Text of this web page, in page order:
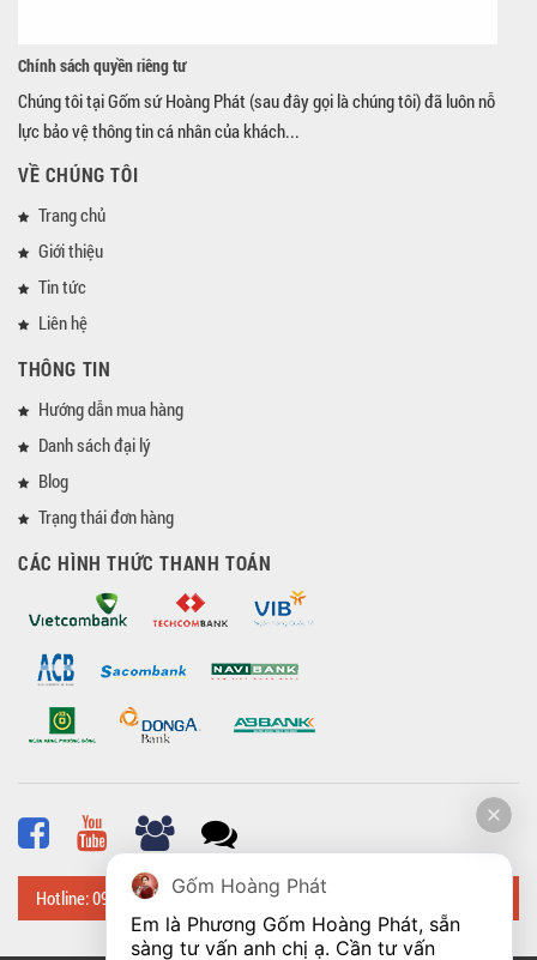
Chính sách quyền riêng tư
Chúng tôi tại Gốm sứ Hoàng Phát (sau đây gọi là chúng tôi) đã luôn nỗ
lực bảo vệ thông tin cá nhân của khách...
VỀ CHÚNG TÔI
Trang chủ
Giới thiệu
Tin tức
Liên hệ
THÔNG TIN
Hướng dẫn mua hàng
Danh sách đại lý
Blog
Trạng thái đơn hàng
CÁC HÌNH THỨC THANH TOÁN
Hotline: 0918 482 648
Gốm Hoàng Phát
Em là Phương Gốm Hoàng Phát, sẵn
sàng tư vấn anh chị ạ. Cần tư vấn